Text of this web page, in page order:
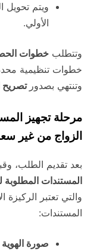
ويتم تحويل
الأولي.
وتتطلب خطوات
خطوات تنظيمية
وتنتهي بصدور تصريح
مرحلة تجهيز
الزواج من غير
بعد تقديم الطلب،
المستندات
والتي تعتبر
المستندات:
صورة الهوية